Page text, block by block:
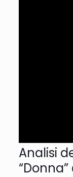
Analisi